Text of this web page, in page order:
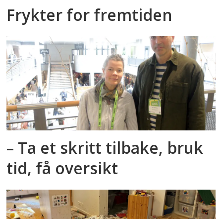
Frykter for fremtiden
– Ta et skritt tilbake, bruk
tid, få oversikt